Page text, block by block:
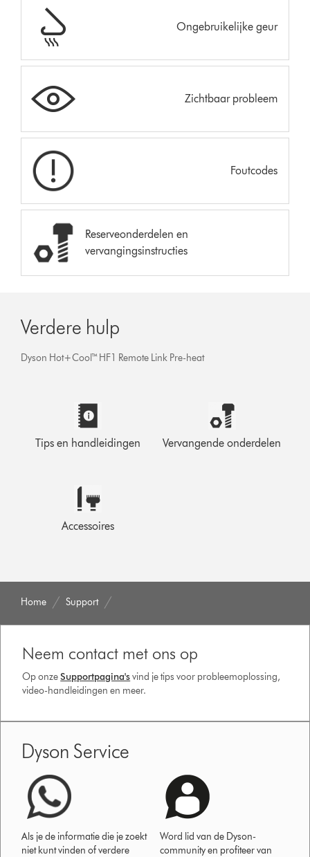
Ongebruikelijke geur
Zichtbaar probleem
Foutcodes
Reserveonderdelen en
vervangingsinstructies
Verdere hulp
Dyson Hot+Cool™ HF1 Remote Link Pre-heat
Tips en handleidingen Vervangende onderdelen
Accessoires
Home Support
Neem contact met ons op
Op onzeSupportpagina'svind je tips voor probleemoplossing,
video-handleidingen en meer.
Dyson Service
Als je de informatie die je zoekt
niet kunt vinden of verdere
Word lid van de Dyson-
community en profiteer van